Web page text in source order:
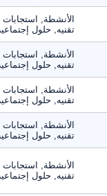
الأنشطة,
تقنيه, حلول
الأنشطة,
تقنيه, حلول
الأنشطة,
تقنيه, حلول
الأنشطة,
تقنيه, حلول
الأنشطة,
تقنيه, حلول